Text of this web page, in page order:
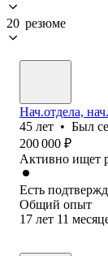
20 резюме
Нач.отдела,
45 лет • Был
200 000 ₽
Активно ищет
Есть
Общий опыт
17 лет 11